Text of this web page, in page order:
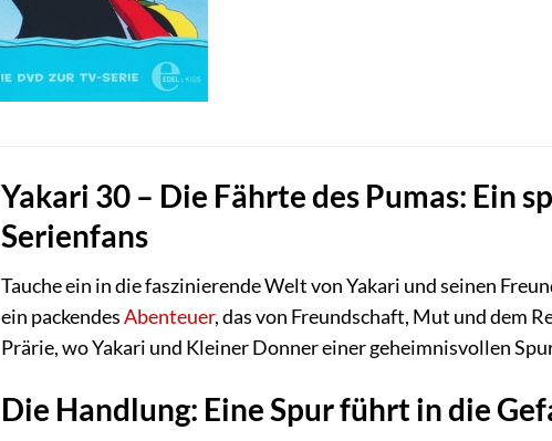
Yakari 30 – Die Fährte des Pumas: Ein
Serienfans
Tauche ein in die faszinierende Welt von Yakari und seinen
ein packendesAbenteuer, das von Freundschaft, Mut und dem
Prärie, wo Yakari und Kleiner Donner einer geheimnisvollen
Die Handlung: Eine Spur führt in die